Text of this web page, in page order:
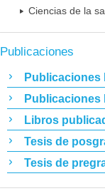
Ciencias de la
Publicaciones
Publicaciones
Publicaciones
Libros
Tesis de
Tesis de